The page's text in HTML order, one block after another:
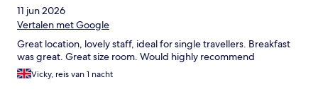
11 jun 2026
Vertalen met Google
Great location, lovely staff, ideal for single travellers. Breakfast
was great. Great size room. Would highly recommend
Vicky, reis van 1 nacht